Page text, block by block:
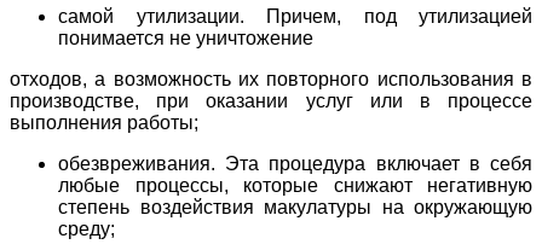
самой утилизации. Причем, под утилизацией
понимается не уничтожение
отходов, а возможность их повторного использования в
производстве, при оказании услуг или в процессе
выполнения работы;
обезвреживания. Эта процедура включает в себя
любые процессы, которые снижают негативную
степень воздействия макулатуры на окружающую
среду;